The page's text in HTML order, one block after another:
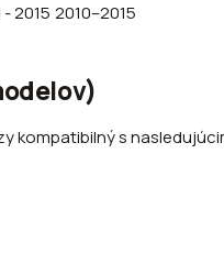
2015 2010–2015
)
kompatibilný s